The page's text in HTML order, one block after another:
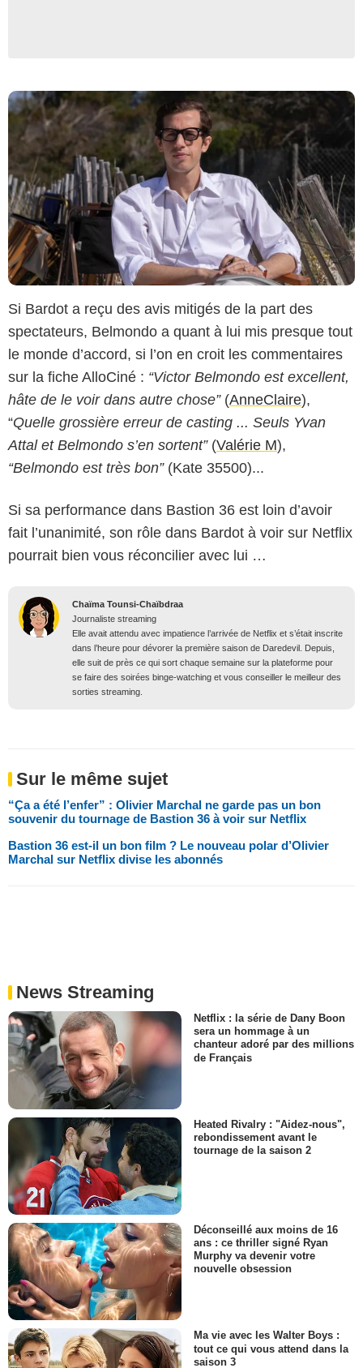
Si Bardot a reçu des avis mitigés de la part des
spectateurs, Belmondo a quant à lui mis presque tout
le monde d’accord, si l’on en croit les commentaires
sur la fiche AlloCiné : “Victor Belmondo est excellent,
hâte de le voir dans autre chose” (AnneClaire),
“Quelle grossière erreur de casting ... Seuls Yvan
Attal et Belmondo s’en sortent”(Valérie M),
“Belmondo est très bon” (Kate 35500)...
Si sa performance dans Bastion 36 est loin d’avoir
fait l’unanimité, son rôle dans Bardot à voir sur Netflix
pourrait bien vous réconcilier avec lui …
Chaïma Tounsi-Chaïbdraa
Journaliste streaming
Elle avait attendu avec impatience l’arrivée de Netflix et s’était inscrite
dans l’heure pour dévorer la première saison de Daredevil. Depuis,
elle suit de près ce qui sort chaque semaine sur la plateforme pour
se faire des soirées binge-watching et vous conseiller le meilleur des
sorties streaming.
Sur le même sujet
“Ça a été l’enfer” : Olivier Marchal ne garde pas un bon
souvenir du tournage de Bastion 36 à voir sur Netflix
Bastion 36 est-il un bon film ? Le nouveau polar d’Olivier
Marchal sur Netflix divise les abonnés
News Streaming
Netflix : la série de Dany Boon
sera un hommage à un
chanteur adoré par des millions
de Français
Heated Rivalry : "Aidez-nous",
rebondissement avant le
tournage de la saison 2
Déconseillé aux moins de 16
ans : ce thriller signé Ryan
Murphy va devenir votre
nouvelle obsession
Ma vie avec les Walter Boys :
tout ce qui vous attend dans la
saison 3